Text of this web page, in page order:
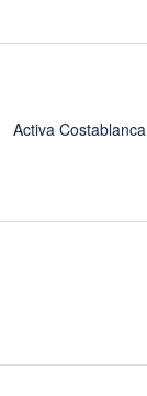
Activa Costablanca